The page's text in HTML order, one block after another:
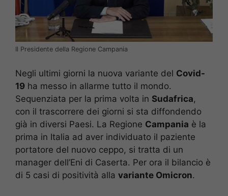
Il Presidente della Regione Campania
Negli ultimi giorni la nuova variante del Covid-
19 ha messo in allarme tutto il mondo.
Sequenziata per la prima volta in Sudafrica,
con il trascorrere dei giorni si sta diffondendo
già in diversi Paesi. La Regione Campania è la
prima in Italia ad aver individuato il paziente
portatore del nuovo ceppo, si tratta di un
manager dell’Eni di Caserta. Per ora il bilancio è
di 5 casi di positività alla variante Omicron.